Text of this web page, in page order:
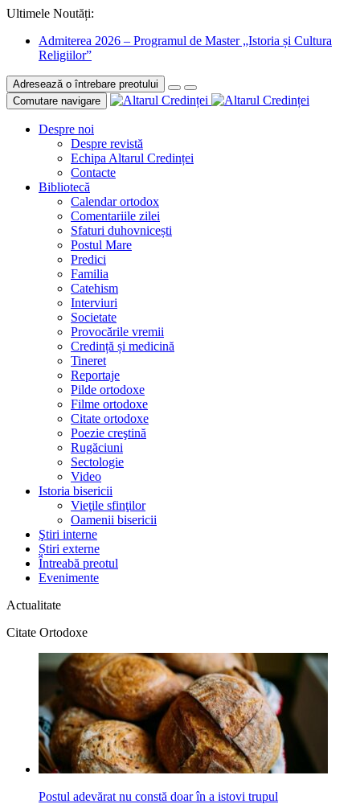
Ultimele Noutăți:
Admiterea 2026 – Programul de Master „Istoria și Cultura
Religiilor”
Adresează o întrebare preotului
Comutare navigare
Despre noi
Despre revistă
Echipa Altarul Credinței
Contacte
Bibliotecă
Calendar ortodox
Comentariile zilei
Sfaturi duhovnicești
Postul Mare
Predici
Familia
Catehism
Interviuri
Societate
Provocările vremii
Credință și medicină
Tineret
Reportaje
Pilde ortodoxe
Filme ortodoxe
Citate ortodoxe
Poezie creştină
Rugăciuni
Sectologie
Video
Istoria bisericii
Vieţile sfinţilor
Oamenii bisericii
Ştiri interne
Știri externe
Întreabă preotul
Evenimente
Actualitate
Citate Ortodoxe
Postul adevărat nu constă doar în a istovi trupul